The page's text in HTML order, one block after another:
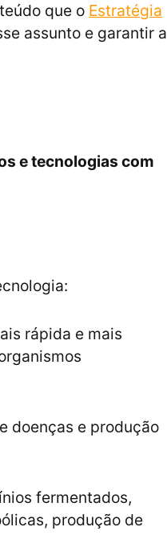
que o Estratégia
assunto e garantir a
e tecnologias com
rápida e mais
doenças e produção
fermentados,
produção de